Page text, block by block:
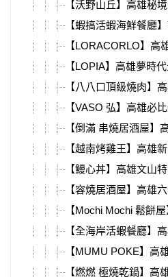
【沃野山丘】高雄秘
【蝦搞活蝦海鮮餐廳
【LORACORLO】高
【LOPIA】高雄夢時
【八八口頂級燒肉】
【VASO 弘】高雄必
【倒滿 串燒居酒屋】
【越南烤雞王】高雄
【鰻心丼】高雄文山
【容燒居酒屋】高雄
【Mochi Mochi 鬆餅
【全海岸活蝦餐廳】
【MUMU POKE】高
【燃燃 極燒乾鍋】高